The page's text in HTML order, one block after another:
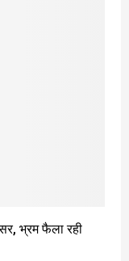
भ्रम फैला रही